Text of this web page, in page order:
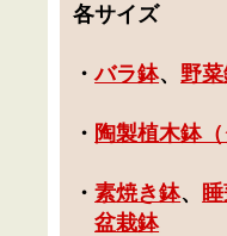
各サイズ
・バラ鉢、 野
・ 陶製植木鉢（
・素焼き鉢、
盆栽鉢